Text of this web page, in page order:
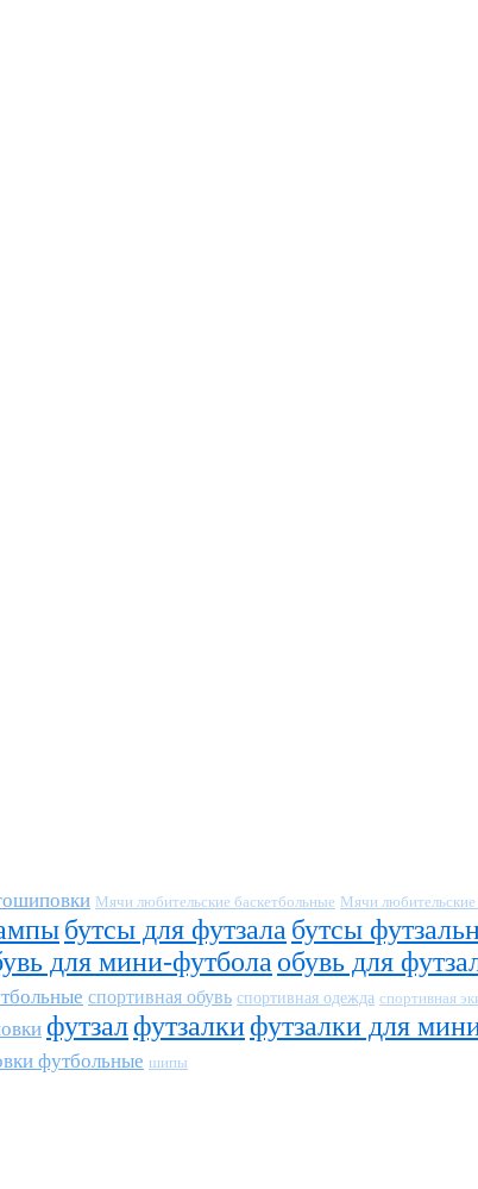
Мячи любительские баскетбольные Мячи любительские
бутсы для футзала бутсы
для мини-футбола обувь для
спортивная обувь спортивная одежда спортивная
футзалфутзалкифутзалки для
футбольные шипы